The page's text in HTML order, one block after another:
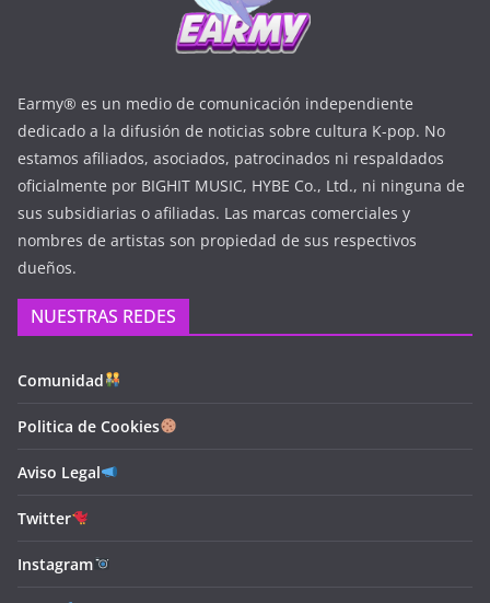
Earmy® es un medio de comunicación independiente
dedicado a la difusión de noticias sobre cultura K-pop. No
estamos afiliados, asociados, patrocinados ni respaldados
oficialmente por BIGHIT MUSIC, HYBE Co., Ltd., ni ninguna de
sus subsidiarias o afiliadas. Las marcas comerciales y
nombres de artistas son propiedad de sus respectivos
dueños.
NUESTRAS REDES
Comunidad
Politica de Cookies
Aviso Legal
Twitter
Instagram